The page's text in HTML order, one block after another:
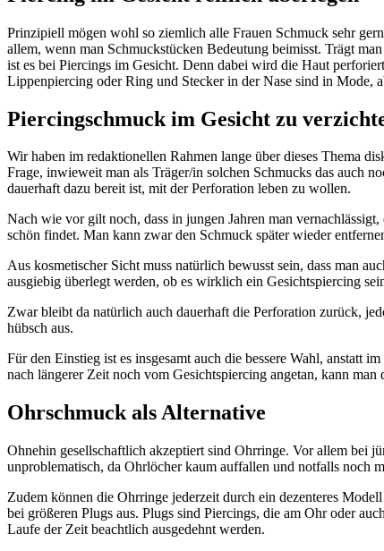
Prinzipiell mögen wohl so ziemlich alle Frauen Schmuck sehr
allem, wenn man Schmuckstücken Bedeutung beimisst. Trägt
ist es bei Piercings im Gesicht. Denn dabei wird die Haut
Lippenpiercing oder Ring und Stecker in der Nase sind in Mode,
Piercingschmuck im Gesicht zu
Wir haben im redaktionellen Rahmen lange über dieses Thema
Frage, inwieweit man als Träger/in solchen Schmucks das auch
dauerhaft dazu bereit ist, mit der Perforation leben zu wollen.
Nach wie vor gilt noch, dass in jungen Jahren man
schön findet. Man kann zwar den Schmuck später wieder
Aus kosmetischer Sicht muss natürlich bewusst sein, dass man
ausgiebig überlegt werden, ob es wirklich ein Gesichtspiercing
Zwar bleibt da natürlich auch dauerhaft die Perforation zurück,
hübsch aus.
Für den Einstieg ist es insgesamt auch die bessere Wahl, anstatt
nach längerer Zeit noch vom Gesichtspiercing angetan, kann
Ohrschmuck als Alternative
Ohnehin gesellschaftlich akzeptiert sind Ohrringe. Vor allem bei
unproblematisch, da Ohrlöcher kaum auffallen und notfalls noch
Zudem können die Ohrringe jederzeit durch ein dezenteres
bei größeren Plugs aus. Plugs sind Piercings, die am Ohr oder
Laufe der Zeit beachtlich ausgedehnt werden.